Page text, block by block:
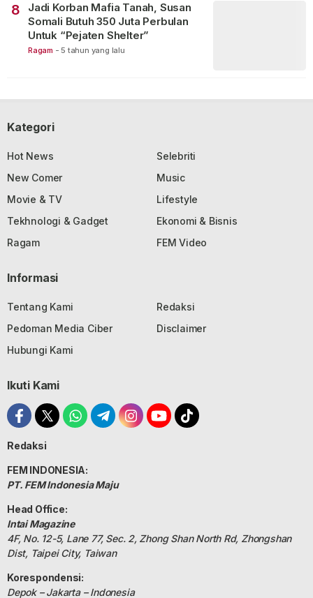
8
Jadi Korban Mafia Tanah, Susan
Somali Butuh 350 Juta Perbulan
Untuk “Pejaten Shelter”
Ragam - 5 tahun yang lalu
Kategori
Hot News
Selebriti
New Comer
Music
Movie & TV
Lifestyle
Tekhnologi & Gadget
Ekonomi & Bisnis
Ragam
FEM Video
Informasi
Tentang Kami
Redaksi
Pedoman Media Ciber
Disclaimer
Hubungi Kami
Ikuti Kami
Redaksi
FEM INDONESIA:
PT. FEM Indonesia Maju
Head Office:
Intai Magazine
4F, No. 12-5, Lane 77, Sec. 2, Zhong Shan North Rd, Zhongshan
Dist, Taipei City, Taiwan
Korespondensi:
Depok – Jakarta – Indonesia